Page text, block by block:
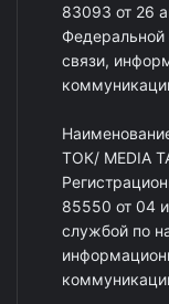
83093 от 26
связи,
ТОК/ MEDIA
85550 от 04
службой по